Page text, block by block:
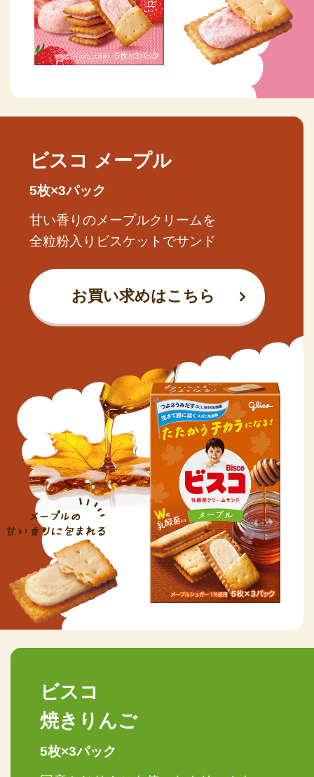
ビスコ メープル
5枚×3パック
甘い香りのメープルクリームを
全粒粉入りビスケットでサンド
お買い求めはこちら
ビスコ
焼きりんご
5枚×3パック